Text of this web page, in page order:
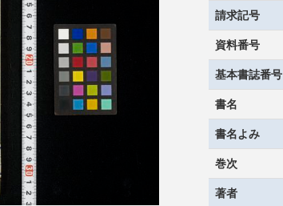
請求記号
資料番号
基本書誌番号
書名
書名よみ
巻次
著者